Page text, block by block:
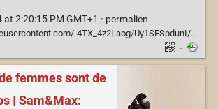
2:20:15 PM GMT+1 · permalien
Uy1SFSpdunI/AAAAAAABAzE/p0lCLSeX8EY/w522-h633-no/Great+Response.jpg
·
femmes sont de
| Sam&Max: